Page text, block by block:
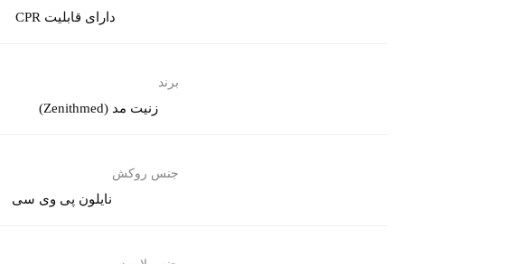
دارای قابلیت CPR
برند
زنیت مد (Zenithmed)
جنس روکش
نایلون پی وی سی